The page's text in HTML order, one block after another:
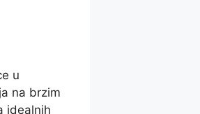
u
na brzim
idealnih